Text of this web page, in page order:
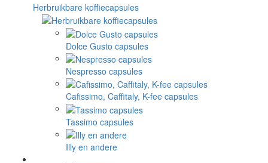
Herbruikbare koffiecapsules
Dolce Gusto capsules
Nespresso capsules
Cafissimo, Caffitaly, K-fee capsules
Tassimo capsules
Illy en andere